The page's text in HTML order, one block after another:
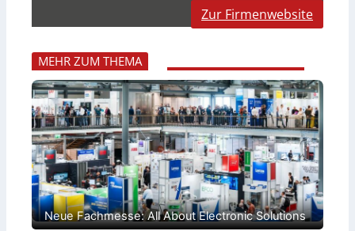
Zur Firmenwebsite
MEHR ZUM THEMA
Neue Fachmesse: All About Electronic Solutions